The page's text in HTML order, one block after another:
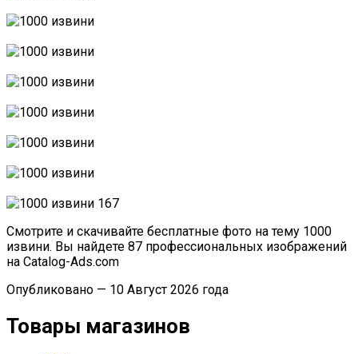
Смотрите и скачивайте бесплатные фото на тему 1000
извини. Вы найдете 87 профессиональных изображений
на Catalog-Ads.com
Опубликовано — 10 Август 2026 года
Товары магазинов